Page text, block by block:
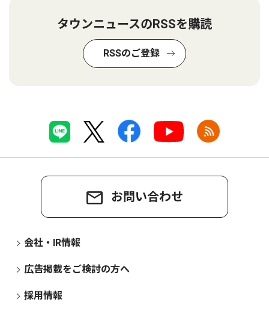
タウンニュースのRSSを購読
RSSのご登録
お問い合わせ
会社・IR情報
広告掲載をご検討の方へ
採用情報